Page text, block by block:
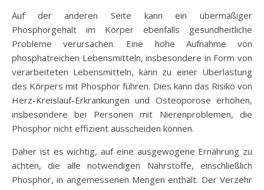
Auf der anderen Seite kann ein übermäßiger
Phosphorgehalt im Körper ebenfalls gesundheitliche
Probleme verursachen. Eine hohe Aufnahme von
phosphatreichen Lebensmitteln, insbesondere in Form von
verarbeiteten Lebensmitteln, kann zu einer Überlastung
des Körpers mit Phosphor führen. Dies kann das Risiko von
Herz-Kreislauf-Erkrankungen und Osteoporose erhöhen,
insbesondere bei Personen mit Nierenproblemen, die
Phosphor nicht effizient ausscheiden können.
Daher ist es wichtig, auf eine ausgewogene Ernährung zu
achten, die alle notwendigen Nährstoffe, einschließlich
Phosphor, in angemessenen Mengen enthält. Der Verzehr